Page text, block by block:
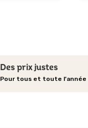
Des prix justes
Pour tous et toute l’année